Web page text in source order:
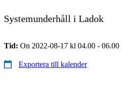
Systemunderhåll i Ladok
Tid: On 2022-08-17 kl 04.00 - 06.00
Exportera till kalender